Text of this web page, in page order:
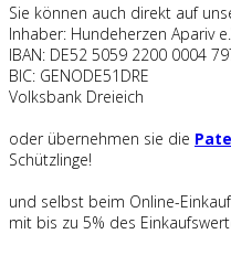
Sie können auch direkt auf
Inhaber: Hundeherzen Apariv
IBAN: DE52 5059 2200 0004
BIC: GENODE51DRE
Volksbank Dreieich
oder übernehmen sie die
Schützlinge!
und selbst beim Online-
mit bis zu 5% des